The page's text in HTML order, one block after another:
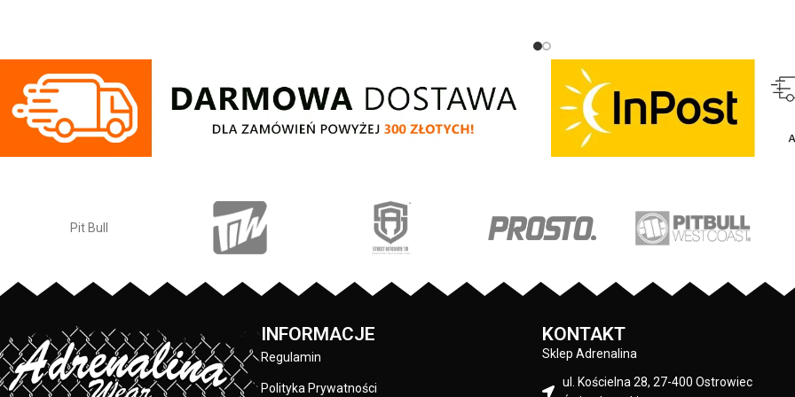
przy karku chroniąca przed otarciami -
silikonowa kwadratowa naszywka na
lewym rękawie z logo marki Pit Bull - duży
nadruk na plecach oraz mniejszy na
sitodruku przez co są bardzo trwałe -
skład materiału: 80% bawełna / 20%
KOLOR:
nadruk na plecach oraz mniejszy na
klatce piersiowej - wszystkie nadruki
poliester
PRODUCENT:
KOLOR: Czarny
Czapka zimowa z najnowszej kolekcji
firmy
BULL WESTCOAST– Bubble
Small Logo - wysokiej jakości gruba i
miękka dzianina z domieszką wełny owcy
elastyczny materiał dopasowuje się do
kształtów głowy - duża prostokątna
materiału: 10% wełna merino / 20%
INFORMACJE
Regulamin
Polityka Prywatności
KONTAKT
Sklep Adrenalina
ul. Kościelna 28, 27-400 Ostrowiec